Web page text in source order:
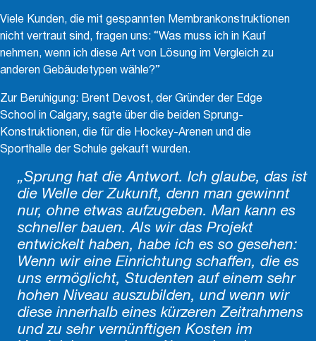
Viele Kunden, die mit gespannten Membrankonstruktionen
nicht vertraut sind, fragen uns: “Was muss ich in Kauf
nehmen, wenn ich diese Art von Lösung im Vergleich zu
anderen Gebäudetypen wähle?”
Zur Beruhigung: Brent Devost, der Gründer der Edge
School in Calgary, sagte über die beiden Sprung-
Konstruktionen, die für die Hockey-Arenen und die
Sporthalle der Schule gekauft wurden.
„Sprung hat die Antwort. Ich glaube, das ist
die Welle der Zukunft, denn man gewinnt
nur, ohne etwas aufzugeben. Man kann es
schneller bauen. Als wir das Projekt
entwickelt haben, habe ich es so gesehen:
Wenn wir eine Einrichtung schaffen, die es
uns ermöglicht, Studenten auf einem sehr
hohen Niveau auszubilden, und wenn wir
diese innerhalb eines kürzeren Zeitrahmens
und zu sehr vernünftigen Kosten im